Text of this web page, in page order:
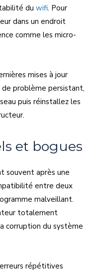
du wifi. Pour
dans un endroit
comme les micro-
mises à jour
de problème persistant,
puis réinstallez les
et bogues
souvent après une
entre deux
malveillant.
totalement
corruption du système
répétitives